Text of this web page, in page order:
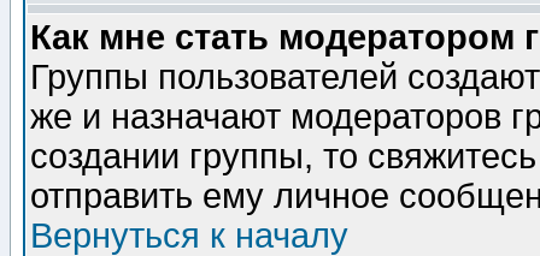
Как мне стать модератором
Группы пользователей
же и назначают модераторов
создании группы, то
отправить ему личное
Вернуться к началу